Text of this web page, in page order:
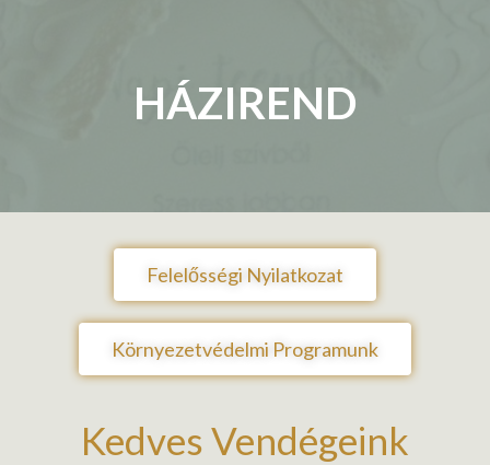
HÁZIREND
Felelősségi Nyilatkozat
Környezetvédelmi Programunk
Kedves Vendégeink